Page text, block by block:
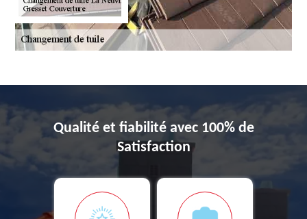
Qualité et fiabilité avec 100% de
Satisfaction